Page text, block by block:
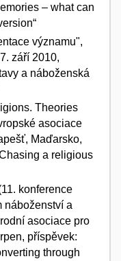
– what can
významu",
září 2010,
a náboženská
Theories
asociace
Maďarsko,
a religious
konference
náboženství a
asociace pro
příspěvek:
through